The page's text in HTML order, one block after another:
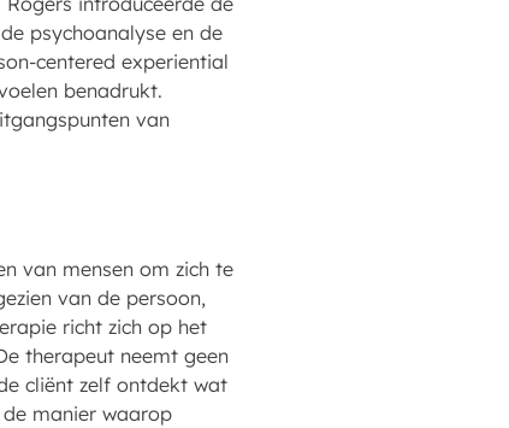
psychoanalyse en de
centered experiential
benadrukt.
van
van mensen om zich te
van de persoon,
richt zich op het
therapeut neemt geen
cliënt zelf ontdekt wat
manier waarop